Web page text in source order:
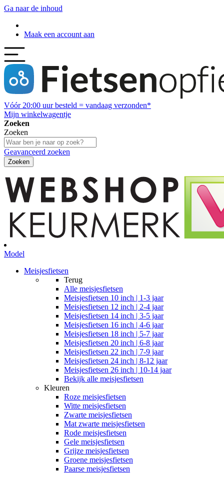
Ga naar de inhoud
Maak een account aan
Vóór 20:00 uur besteld = vandaag verzonden*
Mijn winkelwagentje
Zoeken
Zoeken
Geavanceerd zoeken
Zoeken
Model
Meisjesfietsen
Terug
Alle meisjesfietsen
Meisjesfietsen 10 inch | 1-3 jaar
Meisjesfietsen 12 inch | 2-4 jaar
Meisjesfietsen 14 inch | 3-5 jaar
Meisjesfietsen 16 inch | 4-6 jaar
Meisjesfietsen 18 inch | 5-7 jaar
Meisjesfietsen 20 inch | 6-8 jaar
Meisjesfietsen 22 inch | 7-9 jaar
Meisjesfietsen 24 inch | 8-12 jaar
Meisjesfietsen 26 inch | 10-14 jaar
Bekijk alle meisjesfietsen
Kleuren
Roze meisjesfietsen
Witte meisjesfietsen
Zwarte meisjesfietsen
Mat zwarte meisjesfietsen
Rode meisjesfietsen
Gele meisjesfietsen
Grijze meisjesfietsen
Groene meisjesfietsen
Paarse meisjesfietsen